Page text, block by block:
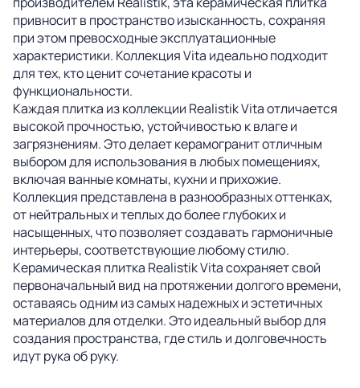
привносит в пространство изысканность, сохраняя
при этом превосходные эксплуатационные
характеристики. Коллекция Vita идеально подходит
для тех, кто ценит сочетание красоты и
функциональности.
Каждая плитка из коллекции Realistik Vita отличается
высокой прочностью, устойчивостью к влаге и
загрязнениям. Это делает керамогранит отличным
выбором для использования в любых помещениях,
включая ванные комнаты, кухни и прихожие.
Коллекция представлена в разнообразных оттенках,
от нейтральных и теплых до более глубоких и
насыщенных, что позволяет создавать гармоничные
интерьеры, соответствующие любому стилю.
Керамическая плитка Realistik Vita сохраняет свой
первоначальный вид на протяжении долгого времени,
оставаясь одним из самых надежных и эстетичных
материалов для отделки. Это идеальный выбор для
создания пространства, где стиль и долговечность
идут рука об руку.